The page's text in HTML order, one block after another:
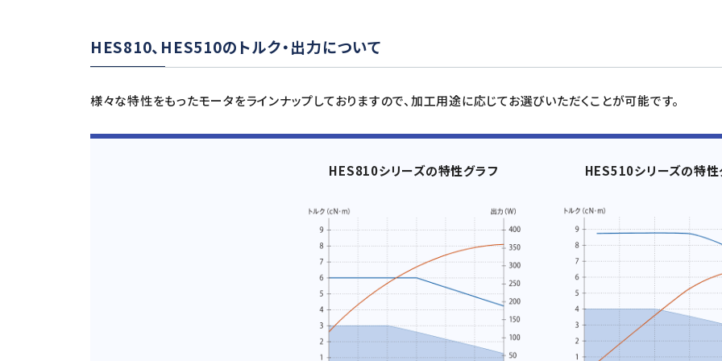
HES810、HES510のトルク・出力について
様々な特性をもったモータをラインナップしておりますので、加工用途に応じてお選びいただくことが可能です。
HES810シリーズの特性グラフ HES510シリーズの特性